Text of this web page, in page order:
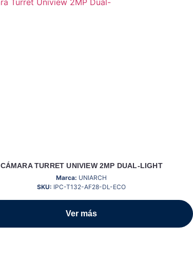
CÁMARA TURRET UNIVIEW 2MP DUAL-LIGHT
Marca: UNIARCH
SKU: IPC-T132-AF28-DL-ECO
Ver más